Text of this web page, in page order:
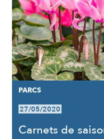
PARCS
27/05/2020
Carnets de